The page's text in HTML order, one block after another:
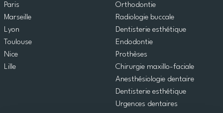
Paris
Marseille
Lyon
Toulouse
Nice
Lille
Orthodontie
Radiologie buccale
Dentisterie esthétique
Endodontie
Prothèses
Chirurgie maxillo-faciale
Anesthésiologie dentaire
Dentisterie esthétique
Urgences dentaires